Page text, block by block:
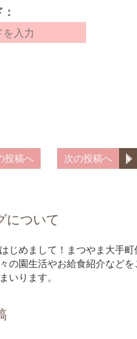
投稿へ 次の投稿へ
について
じめまして！まつやま大手町
の園生活やお給食紹介などを
いります。